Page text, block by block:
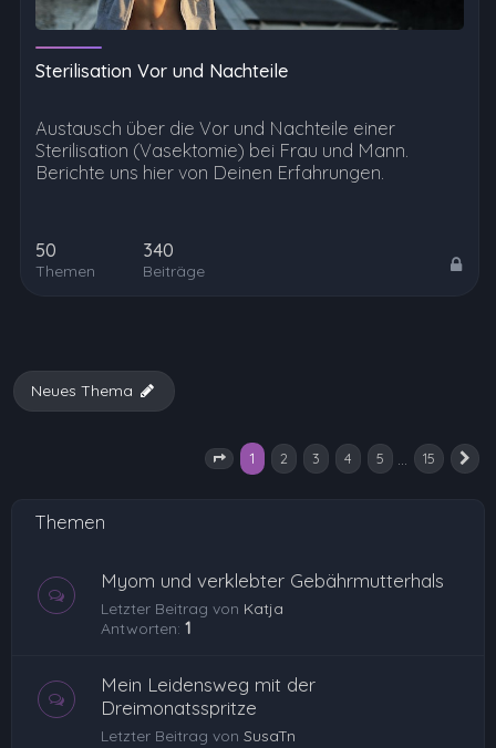
Sterilisation Vor und Nachteile
Austausch über die Vor und Nachteile einer
Sterilisation (Vasektomie) bei Frau und Mann.
Berichte uns hier von Deinen Erfahrungen.
50
Themen
340
Beiträge
Neues Thema
Seite von 15
1 2 3 4 5 … 15
Themen
Myom und verklebter Gebährmutterhals
Letzter Beitrag von Katja
Antworten: 1
Mein Leidensweg mit der
Dreimonatsspritze
Letzter Beitrag von SusaTn